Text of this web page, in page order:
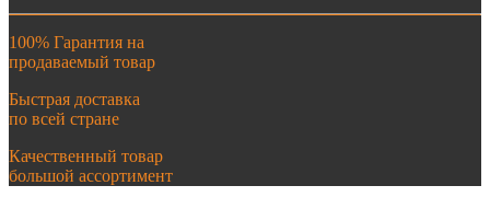
100% Гарантия на
продаваемый товар
Быстрая доставка
по всей стране
Качественный товар
большой ассортимент